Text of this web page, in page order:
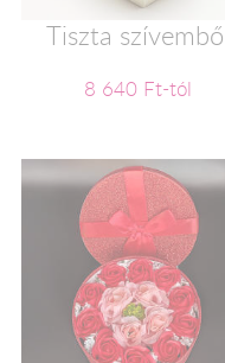
Tiszta
8 640 Ft-tól